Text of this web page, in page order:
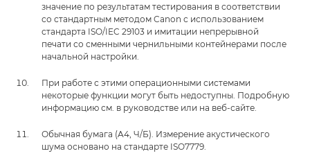
значение по результатам тестирования в соответствии
со стандартным методом Canon с использованием
стандарта ISO/IEC 29103 и имитации непрерывной
печати со сменными чернильными контейнерами после
начальной настройки.
При работе с этими операционными системами
некоторые функции могут быть недоступны. Подробную
информацию см. в руководстве или на веб-сайте.
Обычная бумага (A4, Ч/Б). Измерение акустического
шума основано на стандарте ISO7779.